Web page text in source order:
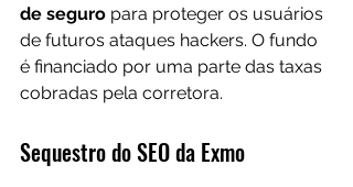
de seguro para proteger os usuários
de futuros ataques hackers. O fundo
é financiado por uma parte das taxas
cobradas pela corretora.
Sequestro do SEO da Exmo